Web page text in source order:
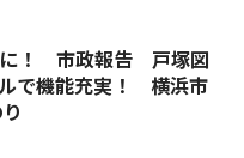
に！ 市政報告 戸塚図
で機能充実！ 横浜市